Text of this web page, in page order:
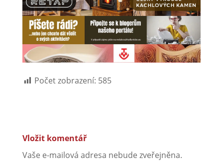
Počet zobrazení: 585
Vložit komentář
Vaše e-mailová adresa nebude zveřejněna.